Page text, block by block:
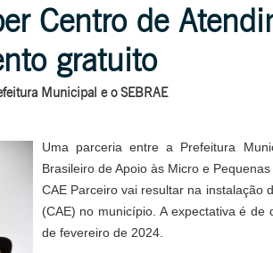
Centro de
gratuito
Municipal e o SEBRAE
Uma parceria entre a Prefeitura
Brasileiro de Apoio às Micro e
CAE Parceiro vai resultar na instalação
(CAE) no município. A expectativa é
de fevereiro de 2024.